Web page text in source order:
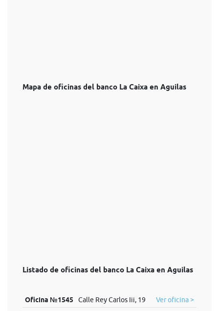
Mapa de oficinas del banco La Caixa en Aguilas
Listado de oficinas del banco La Caixa en Aguilas
Oficina №1545 Calle Rey Carlos Iii, 19 Ver oficina >